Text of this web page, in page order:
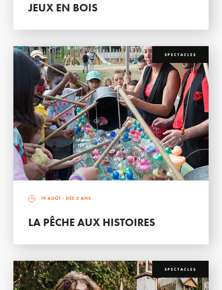
JEUX EN BOIS
SPECTACLES
19 AOÛT - DÈS 3 ANS
LA PÊCHE AUX HISTOIRES
SPECTACLES